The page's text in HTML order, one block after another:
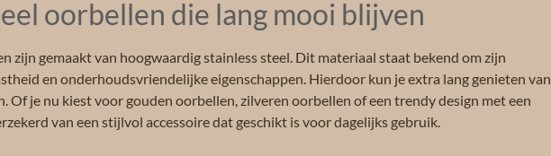
oorbellen die lang mooi blijven
zijn gemaakt van hoogwaardig stainless steel. Dit materiaal staat bekend om zijn
en onderhoudsvriendelijke eigenschappen. Hierdoor kun je extra lang genieten van
Of je nu kiest voor gouden oorbellen, zilveren oorbellen of een trendy design met een
van een stijlvol accessoire dat geschikt is voor dagelijks gebruik.